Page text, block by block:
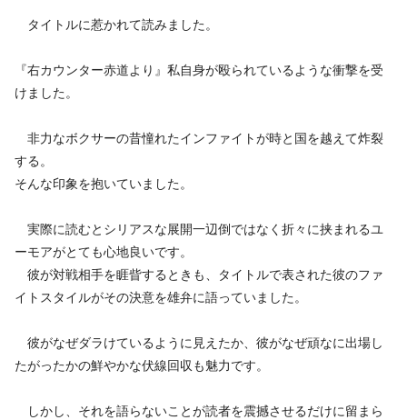
タイトルに惹かれて読みました。
『右カウンター赤道より』私自身が殴られているような衝撃を受
けました。
非力なボクサーの昔憧れたインファイトが時と国を越えて炸裂
する。
そんな印象を抱いていました。
実際に読むとシリアスな展開一辺倒ではなく折々に挟まれるユ
ーモアがとても心地良いです。
彼が対戦相手を睚眥するときも、タイトルで表された彼のファ
イトスタイルがその決意を雄弁に語っていました。
彼がなぜダラけているように見えたか、彼がなぜ頑なに出場し
たがったかの鮮やかな伏線回収も魅力です。
しかし、それを語らないことが読者を震撼させるだけに留まら